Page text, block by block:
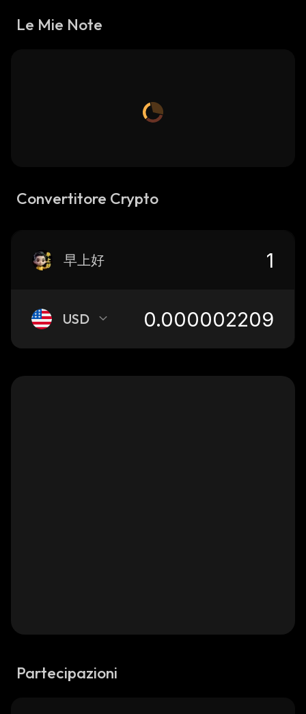
Le Mie Note
Convertitore Crypto
早上好
USD
Partecipazioni